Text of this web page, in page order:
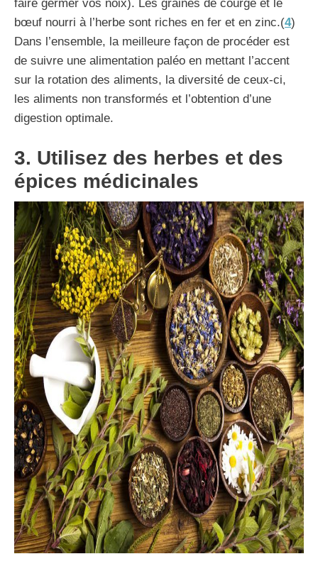
faire germer vos noix). Les graines de courge et le
bœuf nourri à l’herbe sont riches en fer et en zinc.(4)
Dans l’ensemble, la meilleure façon de procéder est
de suivre une alimentation paléo en mettant l’accent
sur la rotation des aliments, la diversité de ceux-ci,
les aliments non transformés et l’obtention d’une
digestion optimale.
3. Utilisez des herbes et des
épices médicinales